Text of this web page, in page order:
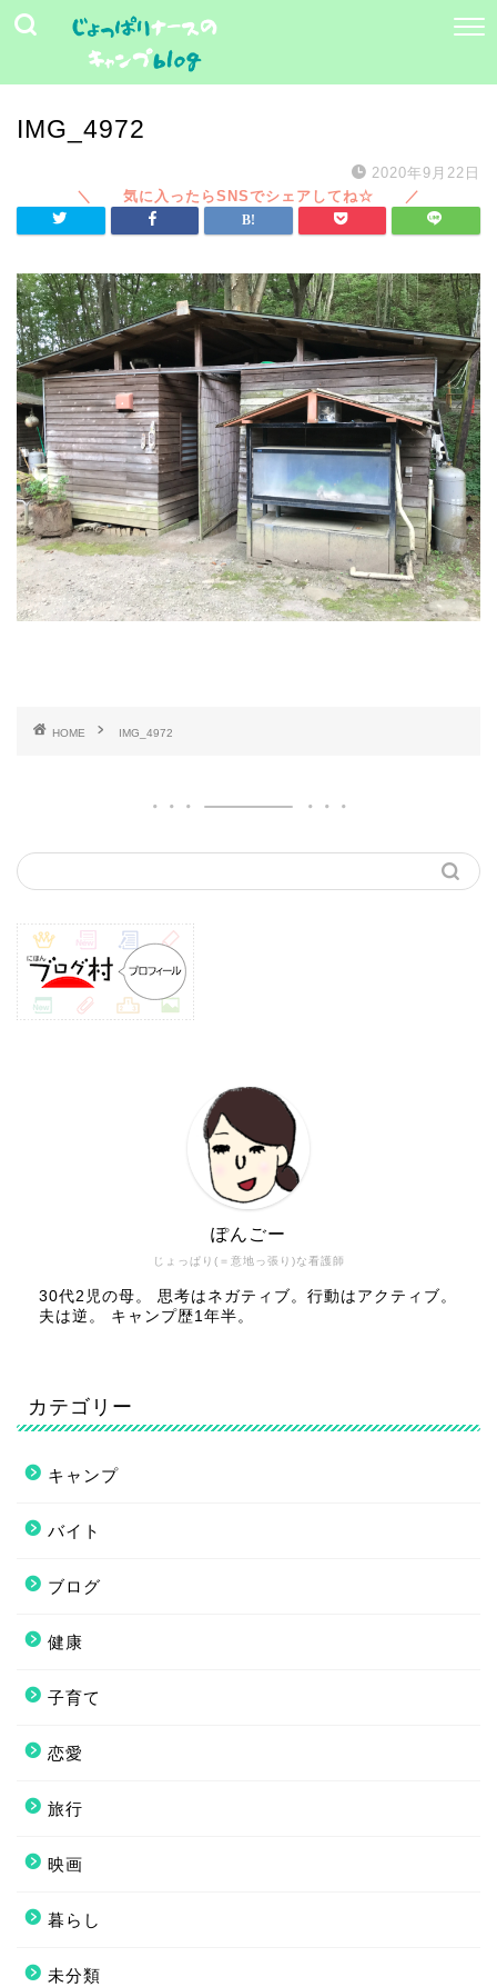
IMG_4972
2020年9月22日
HOME IMG_4972
じょっぱり(＝意地っ張り)な看護師
ぽんごー
30代2児の母。 思考はネガティブ。行動はアクティブ。
夫は逆。 キャンプ歴1年半。
カテゴリー
キャンプ
バイト
ブログ
健康
子育て
恋愛
旅行
映画
暮らし
未分類